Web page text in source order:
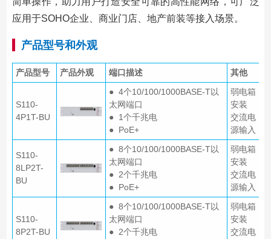
应用于SOHO企业、商业门店、地产前装等接入场景。
产品型号和外观
产品型号 产品外观 端口描述 其他
S110-
4P1T-BU
● 4个10/100/1000BASE-T以
太网端口
● 1个千兆电
● PoE+
弱电箱
安装
交流电
源输入
S110-
8LP2T-
BU
● 8个10/100/1000BASE-T以
太网端口
● 2个千兆电
● PoE+
弱电箱
安装
交流电
源输入
S110-
8P2T-BU
● 8个10/100/1000BASE-T以
太网端口
● 2个千兆电
弱电箱
安装
交流电